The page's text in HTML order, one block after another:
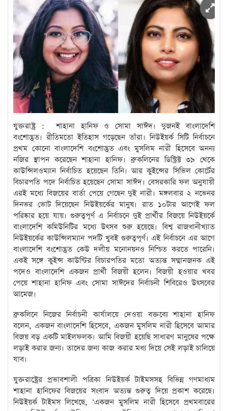
যুক্তরাষ্ট্র : শাহানা হানিফ ও সোমা সাঈদ। দুজনই বাংলাদেশি
বংশোদ্ভূত। রীতিমতো ইতিহাস গড়েছেন তাঁরা। নিউইয়র্ক সিটি নির্বাচনে
প্রথম কোনো বাংলাদেশি বংশোদ্ভূত এবং মুসলিম নারী হিসেবে অনন্য
নজির স্থাপন করেছেন শাহানা হানিফ। ব্রুকলিনের ডিস্ট্রিক্ট ৩৯ থেকে
কাউন্সিলওম্যান নির্বাচিত হয়েছেন তিনি। আর কুইন্সের সিভিল কোর্টের
বিচারপতি পদে নির্বাচিত হয়েছেন সোমা সাঈদ। বেসরকারি ফল অনুযায়ী
এরই মধ্যে বিজয়ের বার্তা পেয়ে গেছেন দুই নারী। মঙ্গলবার ২ নভেনর
দিনভর ভোট দিয়েছেন নিউইয়র্কের মানুষ। রাত ১০টার আগেই ফল
পরিষ্কার হয়ে যায়। গুরুত্বপূর্ণ এ নির্বাচনে দুই প্রার্থীর বিজয়ে নিউইয়র্কে
বাংলাদেশি কমিউনিটির মধ্যে উৎসব শুরু হয়েছে। বিশ্ব রাজধানীখ্যাত
নিউইয়র্কের কাউন্সিলম্যান পদটি খুবই গুরুত্বপূর্ণ। এই নির্বাচনে এর আগে
বাংলাদেশি বংশোদ্ভূত কেউ দলীয় মনোনয়নও নিশ্চিত করতে পারেনি।
একই সঙ্গে কুইন্স কাউন্টির বিচারপতির মতো অত্যন্ত সম্মানজনক এই
পদেও বাংলাদেশি একজন প্রার্থী বিজয়ী হলেন। বিজয়ী হওয়ার খবর
পেয়ে শাহানা হানিফ এবং সোমা সাঈদের নির্বাচনী শিবিরেও উৎসবের
আমেজ।
ব্রুকলিনে নিজের নির্বাচনী কার্যালয়ে দেওয়া বক্তব্যে শাহানা হানিফ
বলেন, একজন বাংলাদেশি হিসেবে, একজন মুসলিম নারী হিসেবে আমার
বিজয় বড় একটি মাইলফলক। আমি বিজয়ী হয়েছি সাধারণ মানুষের পক্ষে
লড়াই করার জন্য। তাদের জন্য কাজ করার মধ্য দিয়ে সেই লড়াই চালিয়ে
যাব।
যুক্তরাষ্ট্রের প্রভাবশালী পত্রিকা নিউইয়র্ক টাইমসসহ বিভিন্ন গণমাধ্যম
শাহানা হানিফের বিজয়ের সংবাদ অত্যন্ত গুরুত্ব দিয়ে প্রকাশ করেছে।
নিউইয়র্ক টাইমস লিখেছে, ‘একজন মুসলিম নারী হিসেবে প্রথমবারের